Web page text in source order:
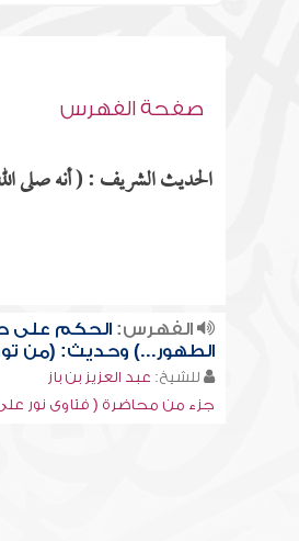
صفحة الفهرس
الحديث الشريف : ( أنه صلى
الفهرس:الحكم على
الطهور...) وحديث: (من
للشيخ: عبد العزيز بن باز
جزء من محاضرة ( فتاوى نور على